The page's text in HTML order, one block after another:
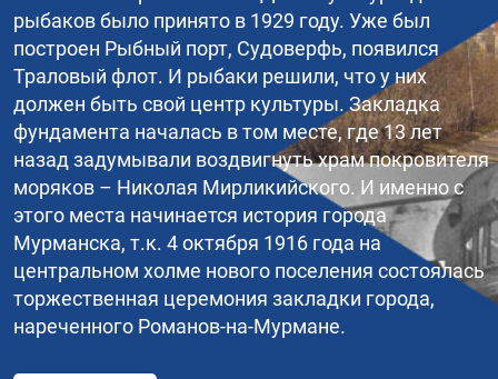
рыбаков было принято в 1929 году. Уже был
построен Рыбный порт, Судоверфь, появился
Траловый флот. И рыбаки решили, что у них
должен быть свой центр культуры. Закладка
фундамента началась в том месте, где 13 лет
назад задумывали воздвигнуть храм покровителя
моряков – Николая Мирликийского. И именно с
этого места начинается история города
Мурманска, т.к. 4 октября 1916 года на
центральном холме нового поселения состоялась
торжественная церемония закладки города,
нареченного Романов-на-Мурмане.